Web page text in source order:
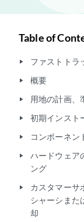
Table of
play_arrow ファストトラ
play_arrow 概要
play_arrow 用地の計画、
play_arrow 初期インスト
play_arrow コンポーネン
play_arrow
ハードウェア
ング
play_arrow
カスタマーサ
シャーシまた
却